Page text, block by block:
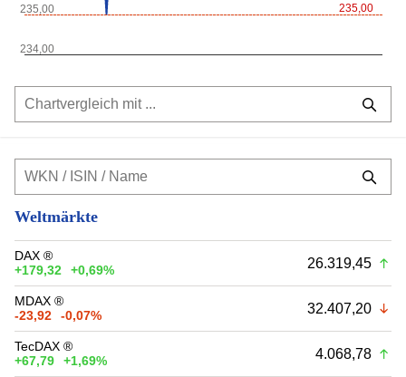
235,00
234,00
235,00
Weltmärkte
DAX ®
+179,32
+0,69% 26.319,45
MDAX ®
-23,92
-0,07% 32.407,20
TecDAX ®
+67,79
+1,69% 4.068,78